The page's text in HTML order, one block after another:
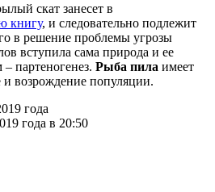
скат занесет в
книгу, и следовательно подлежит
в решение проблемы угрозы
вступила сама природа и ее
партеногенез. Рыба пила имеет
возрождение популяции.
года
года в 20:50